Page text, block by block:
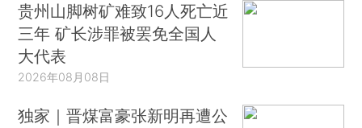
贵州山脚树矿难致16人死亡近
三年 矿长涉罪被罢免全国人
大代表
2026年08月08日
独家｜晋煤富豪张新明再遭公